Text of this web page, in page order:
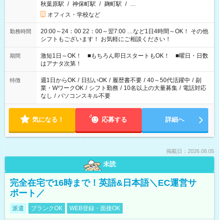
秋葉原駅 / 神保町駅 / 麹町駅 / …
オフィス・学校など
勤務時間
20:00～24：00 22：00～翌7:00 …など1日4時間～OK！ その他
シフトもございます！ お気軽にご相談ください！
期間
激短1日～OK！ ■もちろん即日スタートもOK！ ■曜日・日数
はアナタ次第！
特徴 週1日からOK / 日払いOK / 履歴書不要 / 40～50代活躍中 / 副
業・WワークOK / シフト勤務 / 10名以上の大量募集 / 電話対応
なし / パソコンスキル不要
気になる！ 応募する 詳細へ
掲載日：2026.08.05
未読
完全在宅で16時まで！英語&日本語＼EC運営サ
ポート／
派遣 ブランクOK WEB登録・面接OK